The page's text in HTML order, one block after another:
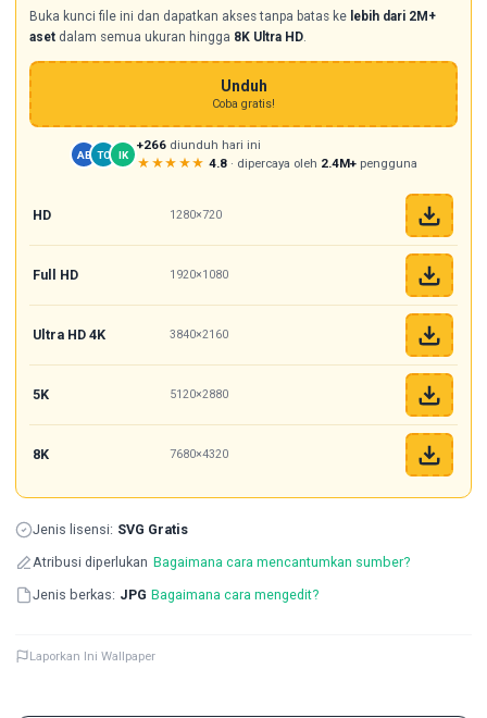
Buka kunci file ini dan dapatkan akses tanpa batas ke lebih dari 2M+
asetdalam semua ukuran hingga 8K Ultra HD.
Unduh
Coba gratis!
AB TC IK
+266 diunduh hari ini
★★★★★ 4.8· dipercaya oleh 2.4M+pengguna
HD 1280×720
Full HD 1920×1080
Ultra HD 4K 3840×2160
5K 5120×2880
8K 7680×4320
Jenis lisensi: SVG Gratis
Atribusi diperlukan Bagaimana cara mencantumkan sumber?
Jenis berkas: JPG Bagaimana cara mengedit?
Laporkan Ini Wallpaper